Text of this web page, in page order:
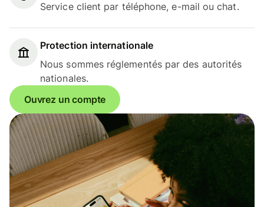
Service client par téléphone, e-mail ou chat.
Protection internationale
Nous sommes réglementés par des autorités
nationales.
Ouvrez un compte